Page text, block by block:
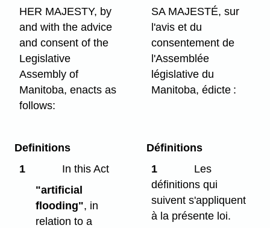
HER MAJESTY, by
and with the advice
and consent of the
Legislative
Assembly of
Manitoba, enacts as
follows:
SA MAJESTÉ, sur
l'avis et du
consentement de
l'Assemblée
législative du
Manitoba, édicte :
Definitions
1
In this Act
"artificial
flooding", in
relation to a
Définitions
1
Les
définitions qui
suivent s'appliquent
à la présente loi.